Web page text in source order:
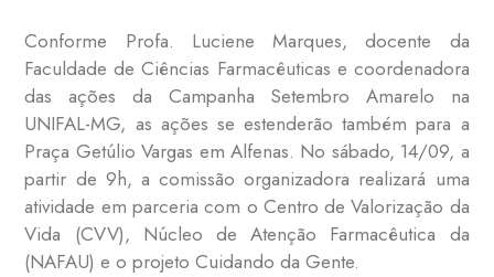
Conforme Profa. Luciene Marques, docente da
Faculdade de Ciências Farmacêuticas e coordenadora
das ações da Campanha Setembro Amarelo na
UNIFAL-MG, as ações se estenderão também para a
Praça Getúlio Vargas em Alfenas. No sábado, 14/09, a
partir de 9h, a comissão organizadora realizará uma
atividade em parceria com o Centro de Valorização da
Vida (CVV), Núcleo de Atenção Farmacêutica da
(NAFAU) e o projeto Cuidando da Gente.